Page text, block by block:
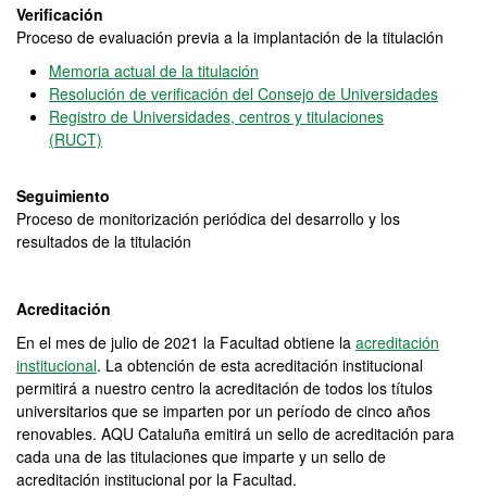
Verificación
Proceso de evaluación previa a la implantación de la titulación
Memoria actual de la titulación
Resolución de verificación del Consejo de Universidades
Registro de Universidades, centros y titulaciones
(RUCT)
Seguimiento
Proceso de monitorización periódica del desarrollo y los
resultados de la titulación
Acreditación
En el mes de julio de 2021 la Facultad obtiene la acreditación
institucional. La obtención de esta acreditación institucional
permitirá a nuestro centro la acreditación de todos los títulos
universitarios que se imparten por un período de cinco años
renovables. AQU Cataluña emitirá un sello de acreditación para
cada una de las titulaciones que imparte y un sello de
acreditación institucional por la Facultad.